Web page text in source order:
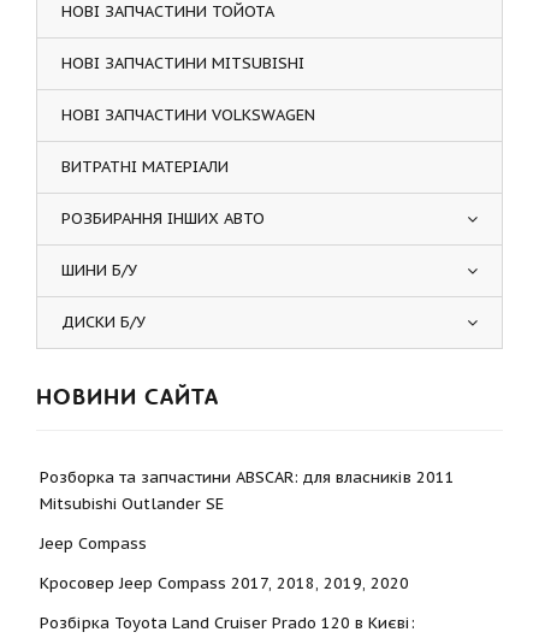
НОВІ ЗАПЧАСТИНИ ТОЙОТА
НОВІ ЗАПЧАСТИНИ MITSUBISHI
НОВІ ЗАПЧАСТИНИ VOLKSWAGEN
ВИТРАТНІ МАТЕРІАЛИ
РОЗБИРАННЯ ІНШИХ АВТО
ШИНИ Б/У
ДИСКИ Б/У
НОВИНИ САЙТА
Розборка та запчастини ABSCAR: для власників 2011
Mitsubishi Outlander SE
Jeep Compass
Кросовер Jeep Compass 2017, 2018, 2019, 2020
Розбірка Toyota Land Cruiser Prado 120 в Києві: